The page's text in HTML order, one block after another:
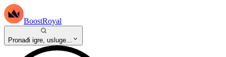
BoostRoyal
Pronađi igre, usluge...